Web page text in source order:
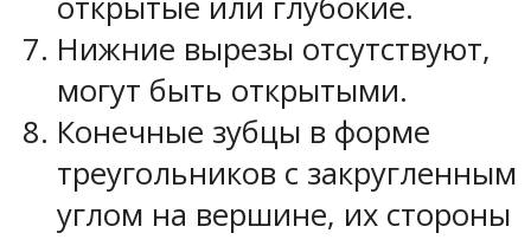
Нижние вырезы отсутствуют,
могут быть открытыми.
Конечные зубцы в форме
треугольников с закругленным
углом на вершине, их стороны